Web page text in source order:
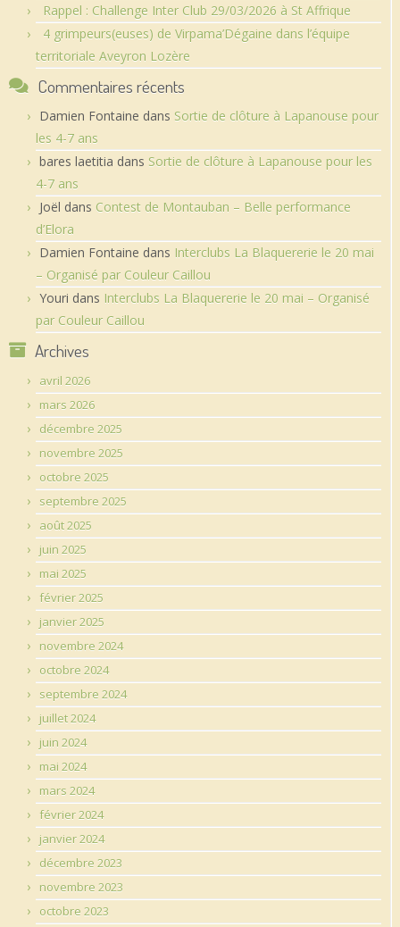
Rappel : Challenge Inter Club 29/03/2026 à St Affrique
4 grimpeurs(euses) de Virpama’Dégaine dans l’équipe
territoriale Aveyron Lozère
Commentaires récents
Damien Fontaine dans Sortie de clôture à Lapanouse pour
les 4-7 ans
bares laetitia dans Sortie de clôture à Lapanouse pour les
4-7 ans
Joël dans Contest de Montauban – Belle performance
d’Elora
Damien Fontaine dans Interclubs La Blaquererie le 20 mai
– Organisé par Couleur Caillou
Youri dans Interclubs La Blaquererie le 20 mai – Organisé
par Couleur Caillou
Archives
avril 2026
mars 2026
décembre 2025
novembre 2025
octobre 2025
septembre 2025
août 2025
juin 2025
mai 2025
février 2025
janvier 2025
novembre 2024
octobre 2024
septembre 2024
juillet 2024
juin 2024
mai 2024
mars 2024
février 2024
janvier 2024
décembre 2023
novembre 2023
octobre 2023